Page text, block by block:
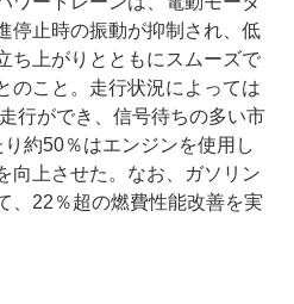
停止時の振動が抑制され、低
ち上がりとともにスムーズで
のこと。走行状況によっては
行ができ、信号待ちの多い市
約50％はエンジンを使用し
向上させた。なお、ガソリン
、22％超の燃費性能改善を実